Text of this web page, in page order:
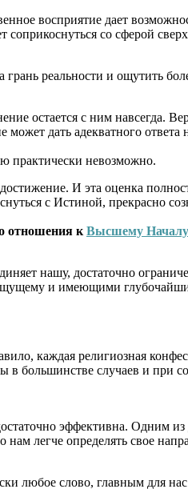
восприятие дает
со сферой
реальности и ощутить
остается с ним навсегда.
дать адекватного ответа
практически невозможно.
И эта оценка
с Истиной, прекрасно
отношения к Высшему Началу
нашу, достаточно
и имеющими
каждая религиозная
в большинстве случаев и при
эффективна. Одним
легче определять свое
любое слово, главным для нас